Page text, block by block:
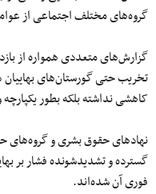
گروه‌های مختلف اجتماعی از
گزارش‌های متعددی همواره از
تخریب حتی گورستان‌های
کاهشی نداشته بلکه بطور
نهادهای حقوق بشری و گروه‌های
گسترده و تشدیدشونده فشار بر
فوری آن شده‌اند.